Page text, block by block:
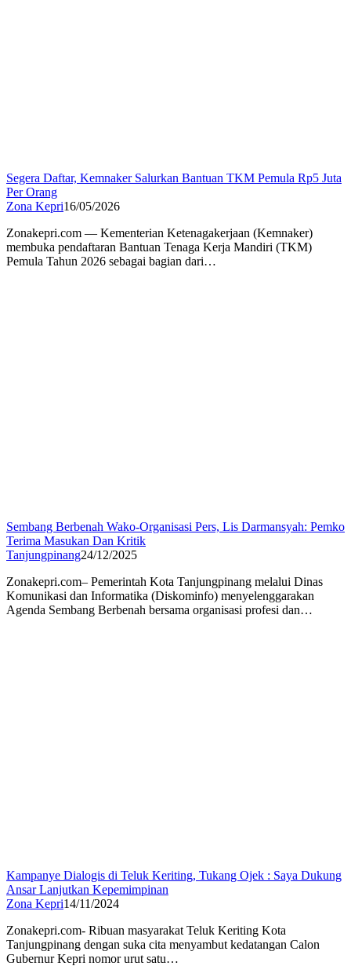
Segera Daftar, Kemnaker Salurkan Bantuan TKM Pemula Rp5 Juta
Per Orang
Zona Kepri16/05/2026
Zonakepri.com — Kementerian Ketenagakerjaan (Kemnaker)
membuka pendaftaran Bantuan Tenaga Kerja Mandiri (TKM)
Pemula Tahun 2026 sebagai bagian dari…
Sembang Berbenah Wako-Organisasi Pers, Lis Darmansyah: Pemko
Terima Masukan Dan Kritik
Tanjungpinang24/12/2025
Zonakepri.com– Pemerintah Kota Tanjungpinang melalui Dinas
Komunikasi dan Informatika (Diskominfo) menyelenggarakan
Agenda Sembang Berbenah bersama organisasi profesi dan…
Kampanye Dialogis di Teluk Keriting, Tukang Ojek : Saya Dukung
Ansar Lanjutkan Kepemimpinan
Zona Kepri14/11/2024
Zonakepri.com- Ribuan masyarakat Teluk Keriting Kota
Tanjungpinang dengan suka cita menyambut kedatangan Calon
Gubernur Kepri nomor urut satu…